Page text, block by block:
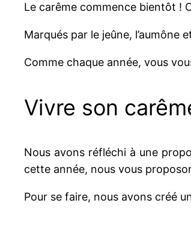
Le carême commence bientôt !
Marqués par le jeûne,
Comme chaque année, vous
Vivre son
Nous avons réfléchi à une
cette année, nous vous
Pour se faire, nous avons créé